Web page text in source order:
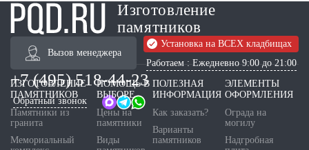
Изготовление
памятников
Вызов менеджера
Установка на ВСЕХ кладбищах
Работаем : Ежедневно 9:00 до 21:00
+7 (495) 518-44-23
Обратный звонок
ИЗГОТОВЛЕНИЕ
ПАМЯТНИКОВ
Памятники из
гранита
Мемориальный
ПОМОЩЬ В
ВЫБОРЕ
Цены на
памятники
Виды
ПОЛЕЗНАЯ
ИНФОРМАЦИЯ
Как заказать?
Варианты
памятников
ЭЛЕМЕНТЫ
ОФОРМЛЕНИЯ
Ограда на
могилу
Надгробная